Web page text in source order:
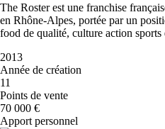
The Roster est une franchise
en Rhône-Alpes, portée par un
food de qualité, culture action sports
2013
Année de création
11
Points de vente
70 000 €
Apport personnel